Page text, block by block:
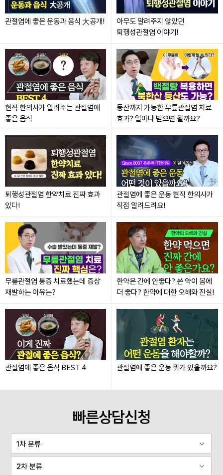
관절염에 좋은 운동과 음식 大공개!
아무도 알려주지 않았던
퇴행성관절염 이야기!
현직 한의사가 알려주는 관절염에
좋은 음식
등산까지 가능한 무릎관절염 치료
효과? 얼마나 받으면 될까요?
퇴행성관절염 한약치료 진짜 효과
있다!
관절염에 좋은 운동 현직 한의사가
직접 알려드려요!
무릎관절염 통증 치료했는데 증상
재발하는 이유는?
한약은 간에 안좋다? 쓴 약이 몸에
더 좋다? 한약에 대한 오해와 진실!
관절염에 좋은 음식 BEST 4 관절염에 좋은 운동 뭐가 있을까요?
빠른상담신청